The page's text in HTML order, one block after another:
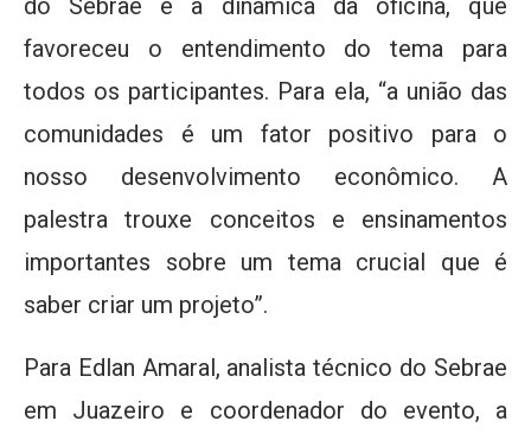
do Sebrae e a dinâmica da oficina, que
favoreceu o entendimento do tema para
todos os participantes. Para ela, “a união das
comunidades é um fator positivo para o
nosso desenvolvimento econômico. A
palestra trouxe conceitos e ensinamentos
importantes sobre um tema crucial que é
saber criar um projeto”.
Para Edlan Amaral, analista técnico do Sebrae
em Juazeiro e coordenador do evento, a